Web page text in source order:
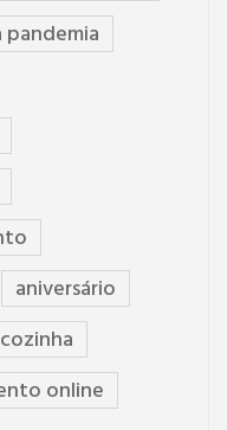
aniversário
online